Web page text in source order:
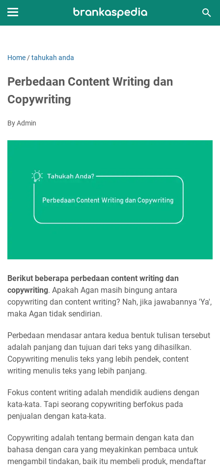
Home /tahukah anda
Perbedaan Content Writing dan
Copywriting
By Admin
Berikut beberapa perbedaan content writing dan
copywriting. Apakah Agan masih bingung antara
copywriting dan content writing? Nah, jika jawabannya 'Ya',
maka Agan tidak sendirian.
Perbedaan mendasar antara kedua bentuk tulisan tersebut
adalah panjang dan tujuan dari teks yang dihasilkan.
Copywriting menulis teks yang lebih pendek, content
writing menulis teks yang lebih panjang.
Fokus content writing adalah mendidik audiens dengan
kata-kata. Tapi seorang copywriting berfokus pada
penjualan dengan kata-kata.
Copywriting adalah tentang bermain dengan kata dan
bahasa dengan cara yang meyakinkan pembaca untuk
mengambil tindakan, baik itu membeli produk, mendaftar